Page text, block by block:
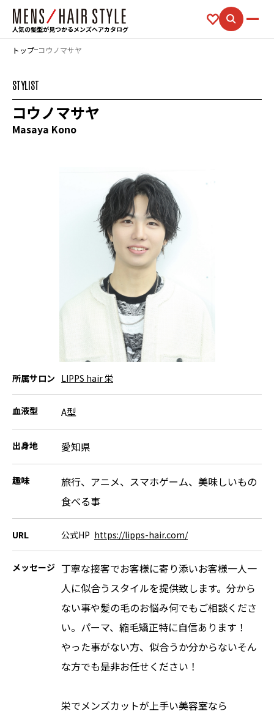
人気の髪型が見つかるメンズヘアカタログ
トップ コウノマサヤ
STYLIST
コウノマサヤ
Masaya Kono
所属サロン LIPPS hair 栄
血液型 A型
出身地 愛知県
趣味
旅行、アニメ、スマホゲーム、美味しいもの
食べる事
URL 公式HP https://lipps-hair.com/
メッセージ 丁寧な接客でお客様に寄り添いお客様一人一
人に似合うスタイルを提供致します。分から
ない事や髪の毛のお悩み何でもご相談くださ
い。パーマ、縮毛矯正特に自信あります！
やった事がない方、似合うか分からないそん
な方でも是非お任せください！
栄でメンズカットが上手い美容室なら